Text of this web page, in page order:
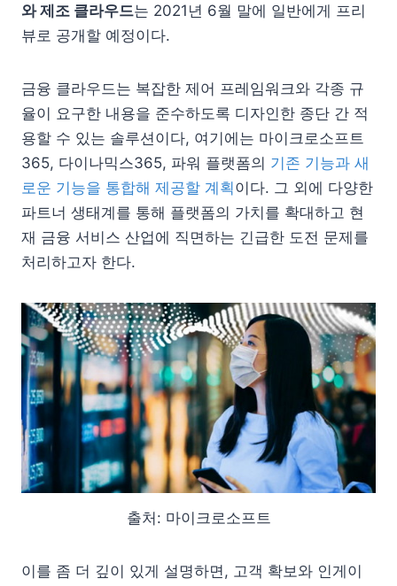
와 제조 클라우드는 2021년 6월 말에 일반에게 프리
뷰로 공개할 예정이다.
금융 클라우드는 복잡한 제어 프레임워크와 각종 규
율이 요구한 내용을 준수하도록 디자인한 종단 간 적
용할 수 있는 솔루션이다, 여기에는 마이크로소프트
365, 다이나믹스365, 파워 플랫폼의 기존 기능과 새
로운 기능을 통합해 제공할 계획이다. 그 외에 다양한
파트너 생태계를 통해 플랫폼의 가치를 확대하고 현
재 금융 서비스 산업에 직면하는 긴급한 도전 문제를
처리하고자 한다.
출처: 마이크로소프트
이를 좀 더 깊이 있게 설명하면, 고객 확보와 인게이